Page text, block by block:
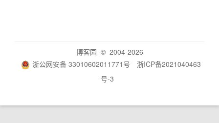
博客园 © 2004-2026
浙公网安备 33010602011771号
浙ICP备2021040463
号-3